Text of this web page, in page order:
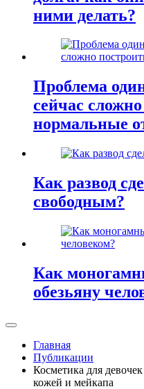
ними делать?
Проблема
сейчас
нормальные
Как развод
свободным?
Как
обезьяну
Главная
Публикации
Косметика для
кожей и мейкапа